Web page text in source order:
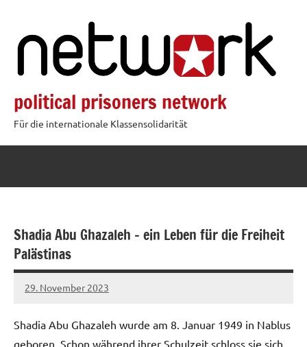
springen
political prisoners network
Für die internationale Klassensolidarität
Shadia Abu Ghazaleh – ein Leben für die Freiheit
Palästinas
29. November 2023
network
Shadia Abu Ghazaleh wurde am 8. Januar 1949 in Nablus
geboren. Schon während ihrer Schulzeit schloss sie sich